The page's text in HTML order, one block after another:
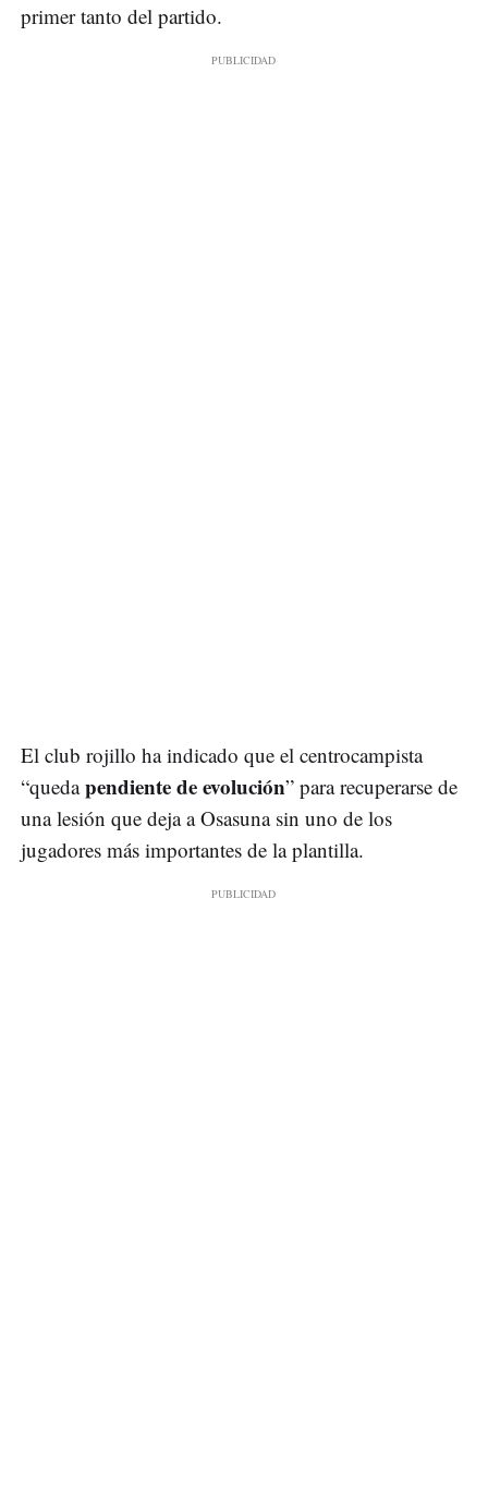
primer tanto del partido.
El club rojillo ha indicado que el centrocampista
“quedapendiente de evolución” para recuperarse de
una lesión que deja a Osasuna sin uno de los
jugadores más importantes de la plantilla.